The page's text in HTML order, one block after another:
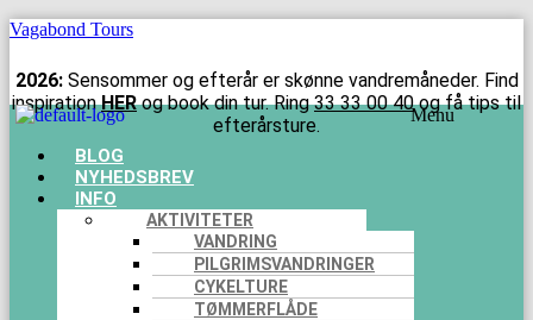
Vagabond Tours
2026:Sensommer og efterår er skønne vandremåneder. Find
inspiration HERog book din tur. Ring33 33 00 40 og få tips til
efterårsture.
Menu
BLOG
NYHEDSBREV
INFO
AKTIVITETER
VANDRING
PILGRIMSVANDRINGER
CYKELTURE
TØMMERFLÅDE